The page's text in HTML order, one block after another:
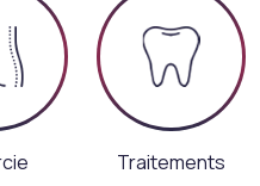
Traitements